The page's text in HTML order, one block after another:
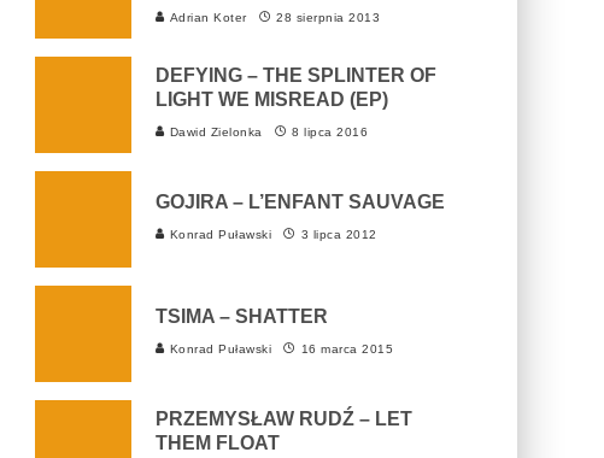
Adrian Koter 28 sierpnia 2013
DEFYING – THE SPLINTER OF
LIGHT WE MISREAD (EP)
Dawid Zielonka 8 lipca 2016
GOJIRA – L’ENFANT SAUVAGE
Konrad Puławski 3 lipca 2012
TSIMA – SHATTER
Konrad Puławski 16 marca 2015
PRZEMYSŁAW RUDŹ – LET
THEM FLOAT